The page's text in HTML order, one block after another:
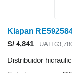
S/ 4,841 UAH
Distribuidor